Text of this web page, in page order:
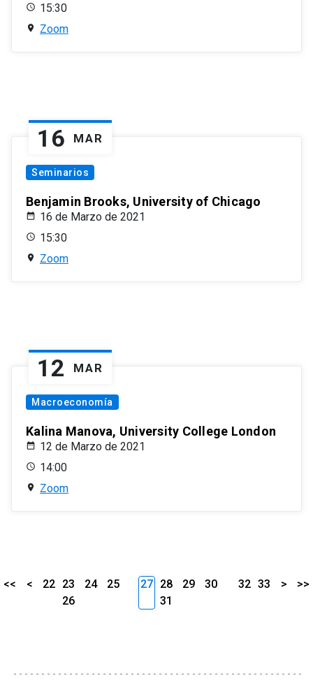
15:30
Zoom
16 MAR
Seminarios
Benjamin Brooks, University of Chicago
16 de Marzo de 2021
15:30
Zoom
12 MAR
Macroeconomía
Kalina Manova, University College London
12 de Marzo de 2021
14:00
Zoom
<< < 22 23 24
25
26
27 28 29
30
31
32 33 > >>